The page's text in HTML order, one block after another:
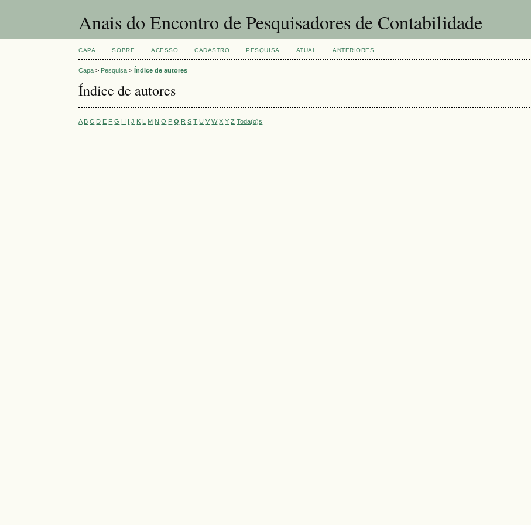
Anais do Encontro de Pesquisadores de Contabilidade
CAPA SOBRE ACESSO CADASTRO PESQUISA ATUAL ANTERIORES
Capa > Pesquisa >Índice de autores
Índice de autores
A B C D E F G H I J K L M N O P Q R S T U V W X Y Z Toda(o)s